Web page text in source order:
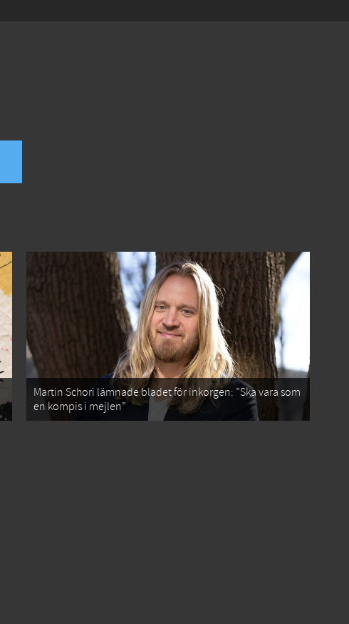
Martin Schori lämnade bladet för inkorgen: ”Ska vara som
en kompis i mejlen”